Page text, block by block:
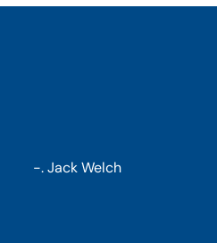
-. Jack Welch